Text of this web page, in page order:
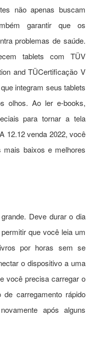
não apenas buscam
garantir que os
problemas de saúde.
tablets com TÜV
and TÜCertificação V
integram seus tablets
olhos. Ao ler e-books,
para tornar a tela
12.12 venda 2022, você
baixos e melhores
Deve durar o dia
que você leia um
por horas sem se
o dispositivo a uma
você precisa carregar o
carregamento rápido
após alguns